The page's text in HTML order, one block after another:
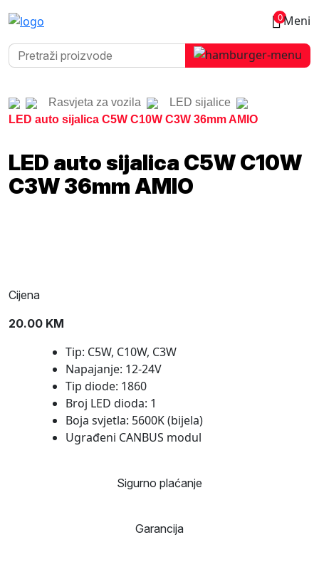
0Meni
Rasvjeta za vozila
LED sijalice
LED auto sijalica C5W C10W C3W 36mm AMIO
LED auto sijalica C5W C10W
C3W 36mm AMIO
Cijena
20.00 KM
Tip: C5W, C10W, C3W
Napajanje: 12-24V
Tip diode: 1860
Broj LED dioda: 1
Boja svjetla: 5600K (bijela)
Ugrađeni CANBUS modul
Sigurno plaćanje
Garancija